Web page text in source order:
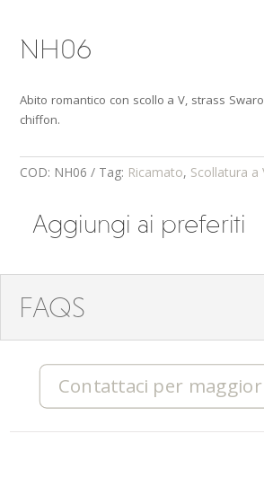
NH06
Abito romantico con scollo a V, strass
chiffon.
COD: NH06 Tag: Ricamato, Scollatura a
Aggiungi ai preferiti
FAQS
Contattaci per